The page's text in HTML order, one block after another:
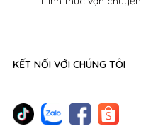
KẾT NỐI VỚI CHÚNG TÔI